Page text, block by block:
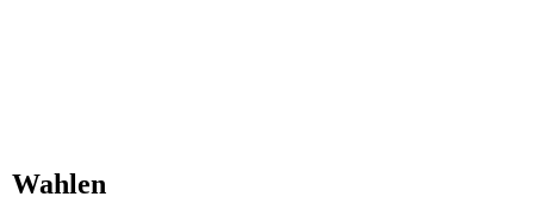
Wahlen